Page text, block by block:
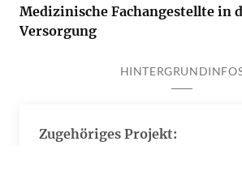
Medizinische Fachangestellte in
Versorgung
Zugehöriges Projekt: